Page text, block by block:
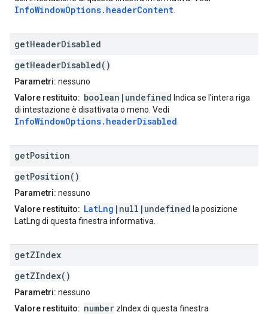
InfoWindowOptions.headerContent.
getHeaderDisabled
getHeaderDisabled()
Parametri: nessuno
Valore restituito: boolean|undefined Indica se l'intera riga
di intestazione è disattivata o meno. Vedi
InfoWindowOptions.headerDisabled.
getPosition
getPosition()
Parametri: nessuno
Valore restituito: LatLng |null|undefined la posizione
LatLng di questa finestra informativa.
getZIndex
getZIndex()
Parametri: nessuno
Valore restituito: number zIndex di questa finestra